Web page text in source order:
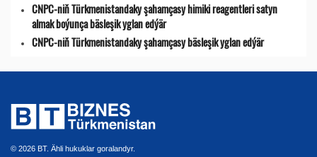
CNPC-niň Türkmenistandaky şahamçasy himiki reagentleri satyn
almak boýunça bäsleşik yglan edýär
CNPC-niň Türkmenistandaky şahamçasy bäsleşik yglan edýär
© 2026 BT. Ähli hukuklar goralandyr.